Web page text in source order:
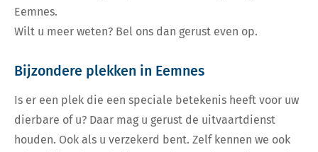
Eemnes.
Wilt u meer weten? Bel ons dan gerust even op.
Bijzondere plekken in Eemnes
Is er een plek die een speciale betekenis heeft voor uw
dierbare of u? Daar mag u gerust de uitvaartdienst
houden. Ook als u verzekerd bent. Zelf kennen we ook